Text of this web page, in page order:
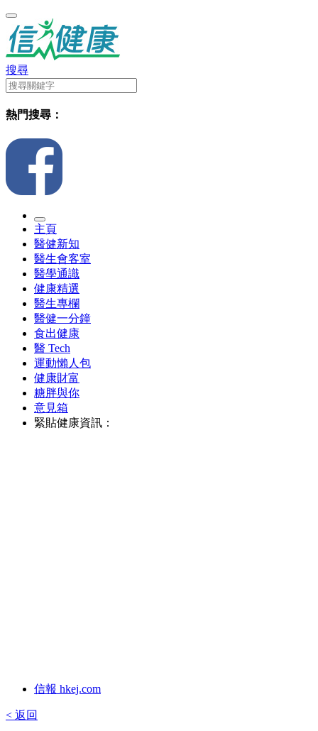
搜尋
熱門搜尋：
主頁
醫健新知
醫生會客室
醫學通識
健康精選
醫生專欄
醫健一分鐘
食出健康
醫 Tech
運動懶人包
健康財富
糖胖與你
意見箱
緊貼健康資訊：
信報 hkej.com
< 返回